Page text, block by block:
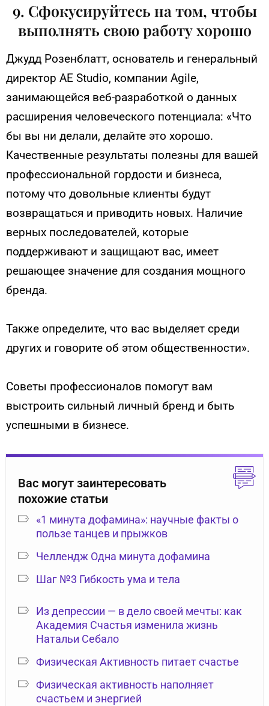
9. Сфокусируйтесь на том, чтобы
выполнять свою работу хорошо
Джудд Розенблатт, основатель и генеральный
директор AE Studio, компании Agile,
занимающейся веб-разработкой о данных
расширения человеческого потенциала: «Что
бы вы ни делали, делайте это хорошо.
Качественные результаты полезны для вашей
профессиональной гордости и бизнеса,
потому что довольные клиенты будут
возвращаться и приводить новых. Наличие
верных последователей, которые
поддерживают и защищают вас, имеет
решающее значение для создания мощного
бренда.
Также определите, что вас выделяет среди
других и говорите об этом общественности».
Советы профессионалов помогут вам
выстроить сильный личный бренд и быть
успешными в бизнесе.
Вас могут заинтересовать
похожие статьи
«1 минута дофамина»: научные факты о
пользе танцев и прыжков
Челлендж Одна минута дофамина
Шаг №3 Гибкость ума и тела
Из депрессии — в дело своей мечты: как
Академия Счастья изменила жизнь
Натальи Себало
Физическая Активность питает счастье
Физическая активность наполняет
счастьем и энергией